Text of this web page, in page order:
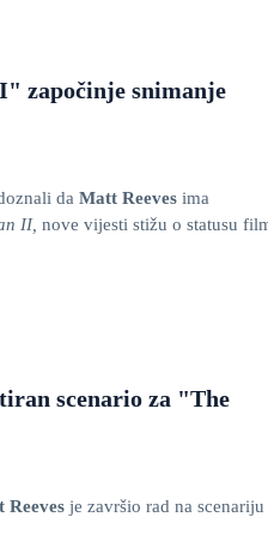
započinje snimanje
da Matt Reeves ima
II, nove vijesti stižu o statusu
scenario za "The
Reeves je završio rad na scenariju